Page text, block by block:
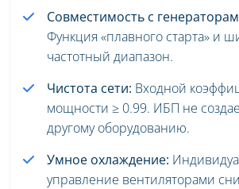
Совместимость с
Функция «плавного старта» и
частотный диапазон.
Чистота сети: Входной
мощности ≥ 0.99. ИБП не
другому оборудованию.
Умное охлаждение:
управление вентиляторами